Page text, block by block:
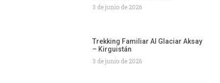
3 de junio de 2026
Trekking Familiar Al Glaciar Aksay
– Kirguistán
3 de junio de 2026